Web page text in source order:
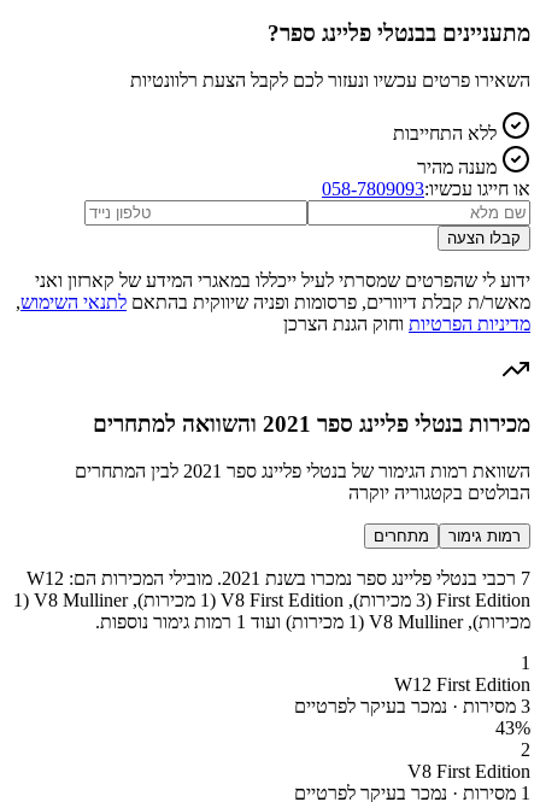
מתעניינים בבנטלי פליינג ספר?
השאירו פרטים עכשיו ונעזור לכם לקבל הצעת רלוונטיות
ללא התחייבות
מענה מהיר
או חייגו עכשיו:058-7809093
קבלו הצעה
ידוע לי שהפרטים שמסרתי לעיל ייכללו במאגרי המידע של קארזון ואני
מאשר/ת קבלת דיוורים, פרסומות ופניה שיווקית בהתאם לתנאי השימוש,
מדיניות הפרטיות וחוק הגנת הצרכן
מכירות בנטלי פליינג ספר 2021 והשוואה למתחרים
השוואת רמות הגימור של בנטלי פליינג ספר 2021 לבין המתחרים
הבולטים בקטגוריה יוקרה
רמות גימור מתחרים
7 רכבי בנטלי פליינג ספר נמכרו בשנת 2021. מובילי המכירות הם: W12
First Edition (3 מכירות), V8 First Edition (1 מכירות), V8 Mulliner (1
מכירות), V8 Mulliner (1 מכירות) ועוד 1 רמות גימור נוספות.
1
W12 First Edition
3 מסירות · נמכר בעיקר לפרטיים
43%
2
V8 First Edition
1 מסירות · נמכר בעיקר לפרטיים